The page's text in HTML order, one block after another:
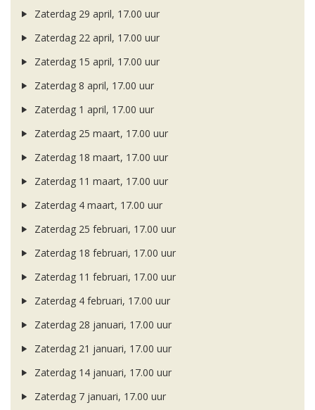
Zaterdag 29 april, 17.00 uur
Zaterdag 22 april, 17.00 uur
Zaterdag 15 april, 17.00 uur
Zaterdag 8 april, 17.00 uur
Zaterdag 1 april, 17.00 uur
Zaterdag 25 maart, 17.00 uur
Zaterdag 18 maart, 17.00 uur
Zaterdag 11 maart, 17.00 uur
Zaterdag 4 maart, 17.00 uur
Zaterdag 25 februari, 17.00 uur
Zaterdag 18 februari, 17.00 uur
Zaterdag 11 februari, 17.00 uur
Zaterdag 4 februari, 17.00 uur
Zaterdag 28 januari, 17.00 uur
Zaterdag 21 januari, 17.00 uur
Zaterdag 14 januari, 17.00 uur
Zaterdag 7 januari, 17.00 uur